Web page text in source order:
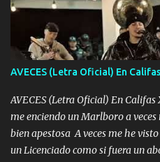
AVECES (Letra Oficial) En
AVECES (Letra Oficial) En
me enciendo un Marlboro a
bien apestosa A veces me he
un Licenciado como si fuera un